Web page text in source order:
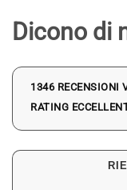
Dicono di
1346 RECENSIONI
RATING